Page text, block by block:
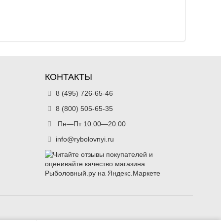
КОНТАКТЫ
8 (495) 726-65-46
8 (800) 505-65-35
Пн—Пт 10.00—20.00
info@rybolovnyi.ru